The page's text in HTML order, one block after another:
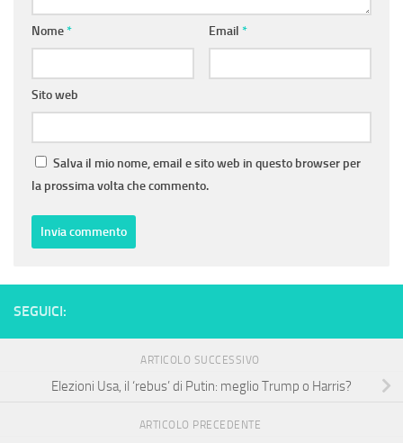
Nome* Email *
Sito web
Salva il mio nome, email e sito web in questo browser per
la prossima volta che commento.
SEGUICI:
ARTICOLO SUCCESSIVO
Elezioni Usa, il ‘rebus’ di Putin: meglio Trump o Harris?
ARTICOLO PRECEDENTE